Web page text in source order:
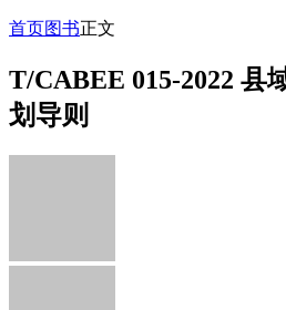
首页图书正文
T/CABEE 015-2022 县
划导则